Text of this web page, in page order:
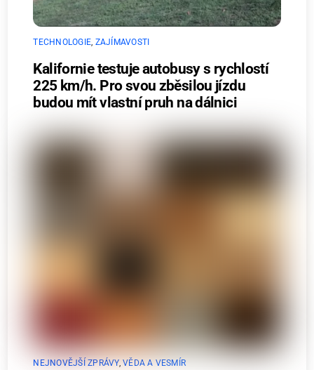
TECHNOLOGIE, ZAJÍMAVOSTI
Kalifornie testuje autobusy s rychlostí
225 km/h. Pro svou zběsilou jízdu
budou mít vlastní pruh na dálnici
NEJNOVĚJŠÍ ZPRÁVY,VĚDA A VESMÍR